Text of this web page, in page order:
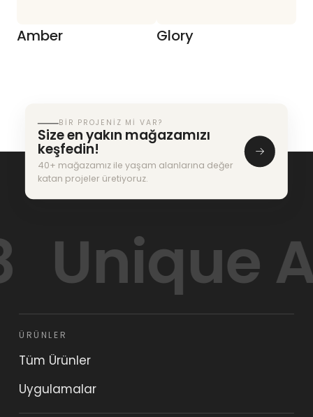
Amber Glory
BIR PROJENIZ MI VAR?
Size en yakın mağazamızı
keşfedin!
40+ mağazamız ile yaşam alanlarına değer
katan projeler üretiyoruz.
Unique
ÜRÜNLER
Tüm Ürünler
Uygulamalar